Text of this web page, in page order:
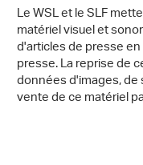
Le WSL et le SLF
matériel visuel et
d'articles de presse
presse. La reprise de
données d'images,
vente de ce matériel